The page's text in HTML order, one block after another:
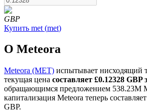
Фьючерсы на COIN-M
GBP
Купить met (met)
О Meteora
Meteora (MET) испытывает нисходящий
текущая цена составляет £0.12328 GBP
обращающимся предложением 538.23M
капитализация Meteora теперь
GBP.